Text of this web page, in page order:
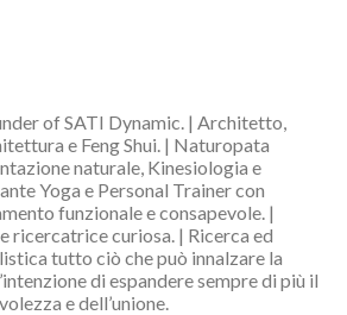
of SATI Dynamic. | Architetto,
e Feng Shui. | Naturopata
naturale, Kinesiologia e
Yoga e Personal Trainer con
funzionale e consapevole. |
ricercatrice curiosa. | Ricerca ed
tutto ciò che può innalzare la
di espandere sempre di più il
e dell’unione.